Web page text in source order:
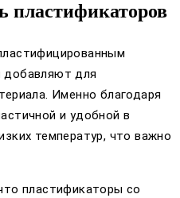
пластификаторов
добавляют для
Именно благодаря
и удобной в
температур, что важно
пластификаторы со